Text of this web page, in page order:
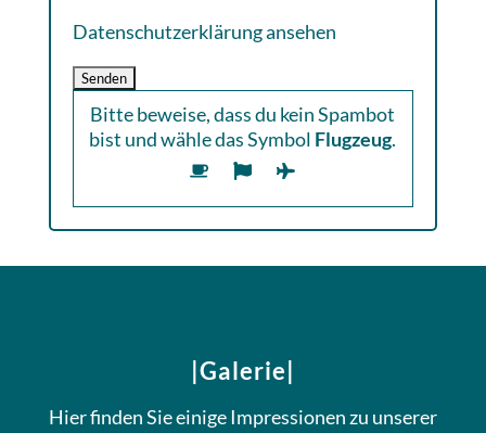
Datenschutzerklärung ansehen
Bitte beweise, dass du kein Spambot
bist und wähle das Symbol Flugzeug.
|Galerie|
Hier finden Sie einige Impressionen zu unserer